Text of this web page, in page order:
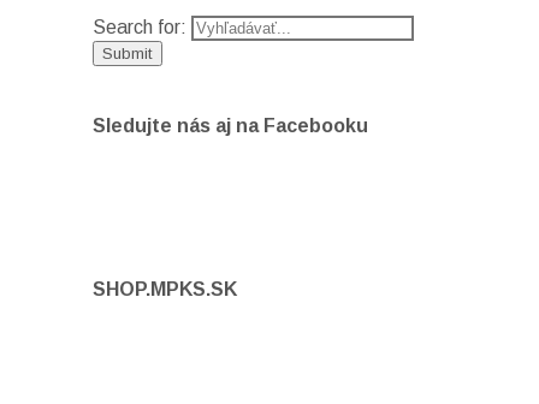
Search for:
Sledujte nás aj na Facebooku
SHOP.MPKS.SK